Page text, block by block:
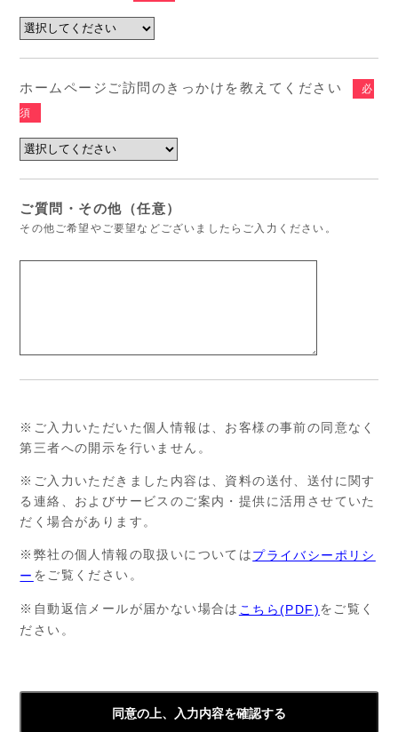
ホームページご訪問のきっかけを教えてください
必
須
ご質問・その他（任意）
その他ご希望やご要望などございましたらご入力ください。
※ご入力いただいた個人情報は、お客様の事前の同意なく
第三者への開示を行いません。
※ご入力いただきました内容は、資料の送付、送付に関す
る連絡、およびサービスのご案内・提供に活用させていた
だく場合があります。
※弊社の個人情報の取扱いについてはプライバシーポリシ
ー をご覧ください。
※自動返信メールが届かない場合は こちら(PDF)をご覧く
ださい。